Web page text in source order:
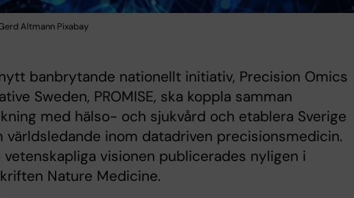
Altmann Pixabay
banbrytande nationellt initiativ, Precision Omics
Sweden, PROMISE, ska koppla samman
med hälso- och sjukvård och etablera Sverige
världsledande inom datadriven precisionsmedicin.
vetenskapliga visionen publicerades nyligen i
Nature Medicine.